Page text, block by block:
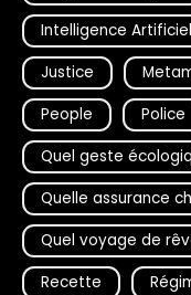
Intelligence
Justice
People
Police
Quel geste
Quelle assurance
Quel voyage de
Recette